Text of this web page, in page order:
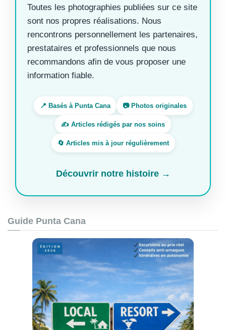
Toutes les photographies publiées sur ce site
sont nos propres réalisations. Nous
rencontrons personnellement les partenaires,
prestataires et professionnels que nous
recommandons afin de vous proposer une
information fiable.
📍 Basés à Punta Cana 📷 Photos originales
✍️ Articles rédigés par nos soins
🔄 Articles mis à jour régulièrement
Découvrir notre histoire →
Guide Punta Cana